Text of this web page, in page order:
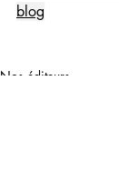
blog
Nos éditeurs